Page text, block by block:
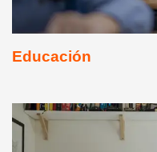
Educación